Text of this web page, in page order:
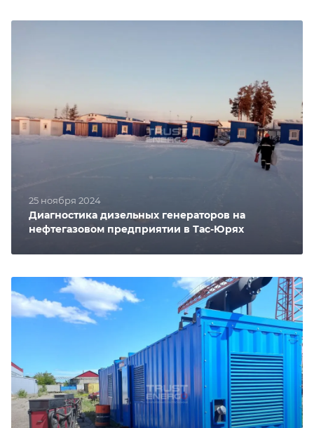
25 ноября 2024
Диагностика дизельных генераторов на
нефтегазовом предприятии в Тас-Юрях